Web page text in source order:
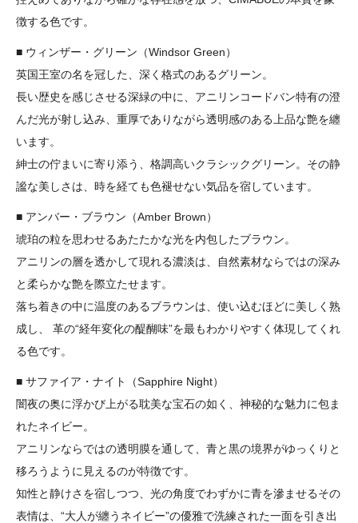
徴する色です。
■ ウィンザー・グリーン（Windsor Green）
英国王室の名を冠した、深く格式のあるグリーン。
長い歴史を感じさせる深緑の中に、アニリンコードバン特有の澄
んだ光が射し込み、重厚でありながら透明感のある上品な艶を纏
います。
紳士の佇まいに寄り添う、格調高いクラシックグリーン。その静
謐な美しさは、時を経ても色褪せない気品を宿しています。
■ アンバー・ブラウン（Amber Brown）
琥珀の粒を思わせるあたたかな光を内包したブラウン。
アニリンの層を透かして現れる濃淡は、自然素材ならではの深み
と柔らかな艶を際立たせます。
落ち着きの中に温度のあるブラウンは、使い込むほどに美しく熟
成し、 革の“経年変化の醍醐味”を最もわかりやすく体現してくれ
る色です。
■ サファイア・ナイト（Sapphire Night）
闇夜の奥に浮かび上がる耽美な宝石の如く、神秘的な魅力に包ま
れたネイビー。
アニリンならではの透明膜を通して、青と黒の境界がゆっくりと
移ろうように見えるのが特徴です。
知性と静けさを宿しつつ、光の角度でわずかに青を滲ませるその
表情は、“大人が纏うネイビー”の優雅で洗練された一面を引き出